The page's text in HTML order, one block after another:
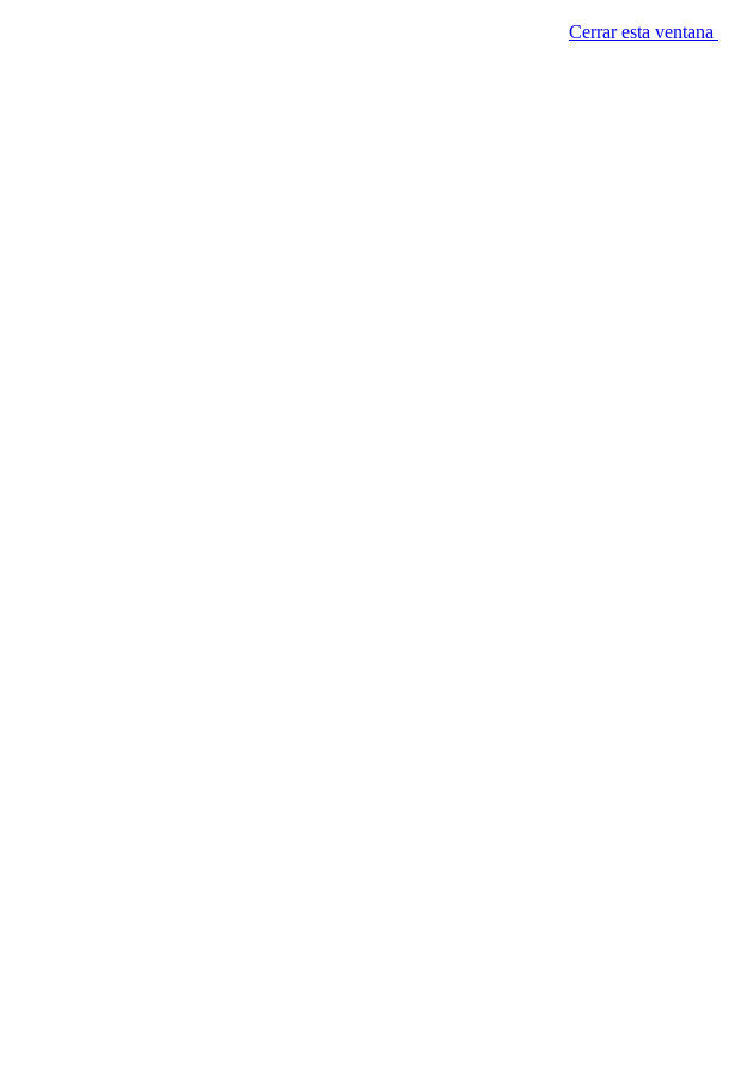
Cerrar esta ventana